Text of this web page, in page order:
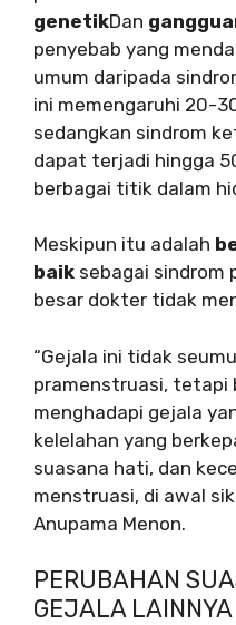
genetikDan
penyebab yang
umum daripada
ini memengaruhi 20-
sedangkan sindrom
dapat terjadi hingga
berbagai titik dalam
Meskipun itu adalah
baik sebagai sindrom
besar dokter tidak
“Gejala ini tidak
pramenstruasi, tetapi
menghadapi gejala
kelelahan yang
suasana hati, dan
menstruasi, di awal
Anupama Menon.
PERUBAHAN
GEJALA LAINNYA